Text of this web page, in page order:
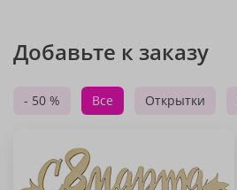
Добавьте к заказу
- 50 % Все Открытки